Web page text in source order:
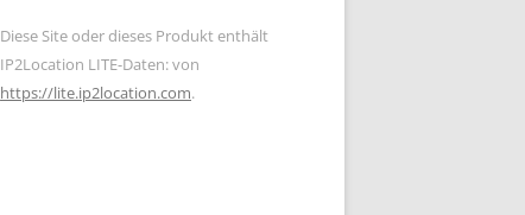
Diese Site oder dieses Produkt enthält
IP2Location LITE-Daten: von
https://lite.ip2location.com.